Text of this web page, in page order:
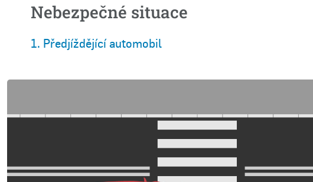
Nebezpečné situace
1. Předjíždějící automobil